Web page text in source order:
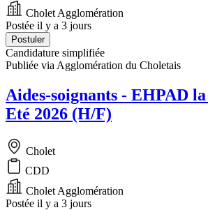
Cholet Agglomération
Postée il y a 3 jours
Postuler
Candidature simplifiée
Publiée via Agglomération du Choletais
Aides-soignants - EHPAD
Eté 2026 (H/F)
Cholet
CDD
Cholet Agglomération
Postée il y a 3 jours